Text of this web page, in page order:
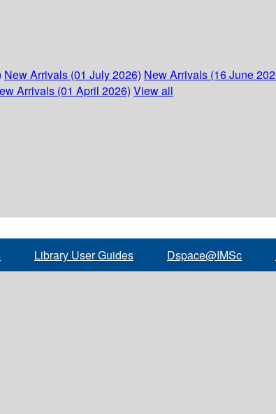
New Arrivals (01 July 2026) New Arrivals (16 June
Arrivals (01 April 2026) View all
Library User Guides Dspace@IMSc